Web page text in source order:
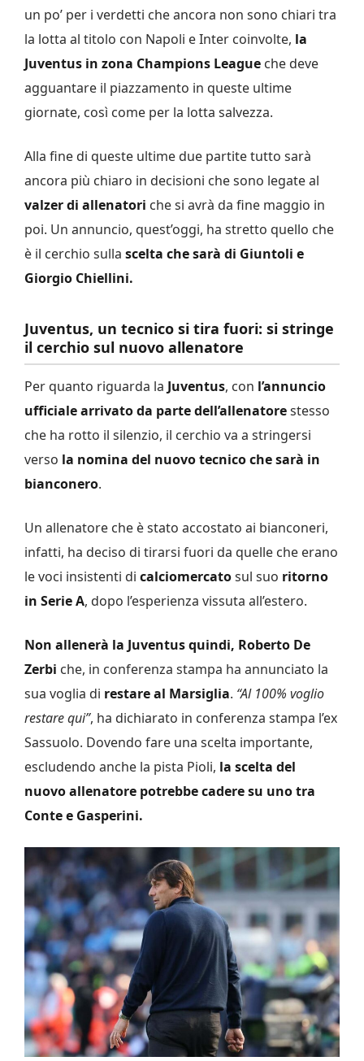
un po’ per i verdetti che ancora non sono chiari tra
la lotta al titolo con Napoli e Inter coinvolte, la
Juventus in zona Champions League che deve
agguantare il piazzamento in queste ultime
giornate, così come per la lotta salvezza.
Alla fine di queste ultime due partite tutto sarà
ancora più chiaro in decisioni che sono legate al
valzer di allenatori che si avrà da fine maggio in
poi. Un annuncio, quest’oggi, ha stretto quello che
è il cerchio sulla scelta che sarà di Giuntoli e
Giorgio Chiellini.
Juventus, un tecnico si tira fuori: si stringe
il cerchio sul nuovo allenatore
Per quanto riguarda la Juventus, con l’annuncio
ufficiale arrivato da parte dell’allenatorestesso
che ha rotto il silenzio, il cerchio va a stringersi
verso la nomina del nuovo tecnico che sarà in
bianconero.
Un allenatore che è stato accostato ai bianconeri,
infatti, ha deciso di tirarsi fuori da quelle che erano
le voci insistenti di calciomercatosul suo ritorno
in Serie A, dopo l’esperienza vissuta all’estero.
Non allenerà la Juventus quindi, Roberto De
Zerbi che, in conferenza stampa ha annunciato la
sua voglia di restare al Marsiglia. “Al 100% voglio
restare qui”, ha dichiarato in conferenza stampa l’ex
Sassuolo. Dovendo fare una scelta importante,
escludendo anche la pista Pioli, la scelta del
nuovo allenatore potrebbe cadere su uno tra
Conte e Gasperini.